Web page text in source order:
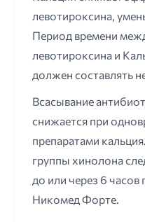
левотироксина,
Период времени
левотироксина и
должен составлять
Всасывание
снижается при
препаратами
группы хинолона
до или через 6
Никомед Форте.